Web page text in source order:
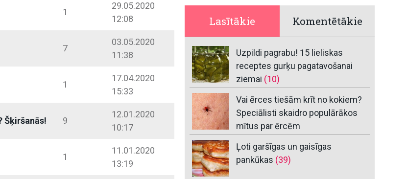
1
29.05.2020
12:08
7
03.05.2020
11:38
1
17.04.2020
15:33
Šķiršanās! 9
12.01.2020
10:17
1
11.01.2020
13:19
Lasītākie Komentētākie
Uzpildi pagrabu! 15 lieliskas
receptes gurķu pagatavošanai
ziemai (10)
Vai ērces tiešām krīt no kokiem?
Speciālisti skaidro populārākos
mītus par ērcēm
Ļoti garšīgas un gaisīgas
pankūkas (39)